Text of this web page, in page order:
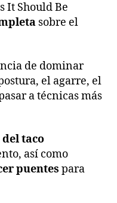
It Should Be
sobre el
de dominar
el agarre, el
a técnicas más
taco
así como
puentes para